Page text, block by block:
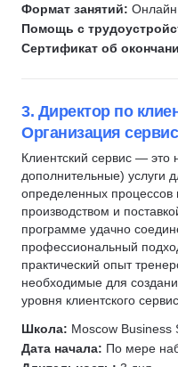
Цифровое право
Договорное право
Корпоративное право
Банковское дело
Предпринимательство
Противодействие
Конституционное право
Авторское право
Семейное право
Рекламное право
Международное право
Формат занятий: Онлайн
Помощь с
Сертификат об
3. Директор по
Организация
Клиентский сервис — это
дополнительные) услуги
определенных процессов
производством и
программе удачно
профессиональный
практический опыт
необходимые для
уровня клиентского
Школа: Moscow Business
Дата начала: По мере